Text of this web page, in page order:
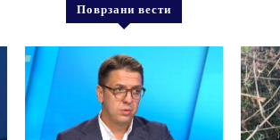
Поврзани вести